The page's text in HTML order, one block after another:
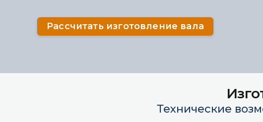
Рассчитать изготовление вала
Технические